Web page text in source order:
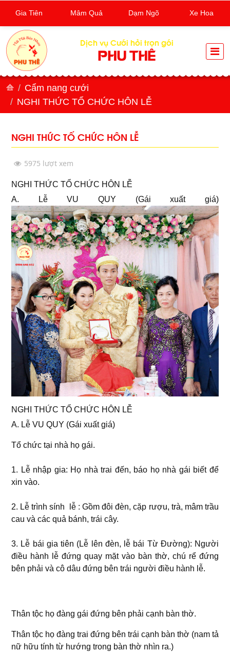
Dịch vụ Cưới hỏi trọn gói
PHU THÊ
Cẩm nang cưới
NGHI THỨC TỔ CHỨC HÔN LỄ
NGHI THỨC TỔ CHỨC HÔN LỄ
5975 lượt xem
NGHI THỨC TỔ CHỨC HÔN LỄ
A. Lễ VU QUY (Gái xuất giá)
NGHI THỨC TỔ CHỨC HÔN LỄ
A. Lễ VU QUY (Gái xuất giá)
Tổ chức tại nhà họ gái.
1. Lễ nhập gia: Họ nhà trai đến, báo họ nhà gái biết để
xin vào.
2. Lễ trình sính lễ : Gồm đôi đèn, cặp rượu, trà, mâm trầu
cau và các quả bánh, trái cây.
3. Lễ bái gia tiên (Lễ lên đèn, lễ bái Từ Ðường): Người
điều hành lễ đứng quay mặt vào bàn thờ, chú rể đứng
bên phải và cô dâu đứng bên trái người điều hành lễ.
Thân tộc họ đàng gái đứng bên phải cạnh bàn thờ.
Thân tộc họ đàng trai đứng bên trái cạnh bàn thờ (nam tả
nữ hữu tính từ hướng trong bàn thờ nhìn ra.)
Gia Tiên Mâm Quả Dạm Ngõ Xe Hoa